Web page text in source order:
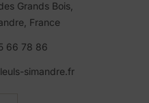
Grands Bois,
France
66 78 86
simandre.fr